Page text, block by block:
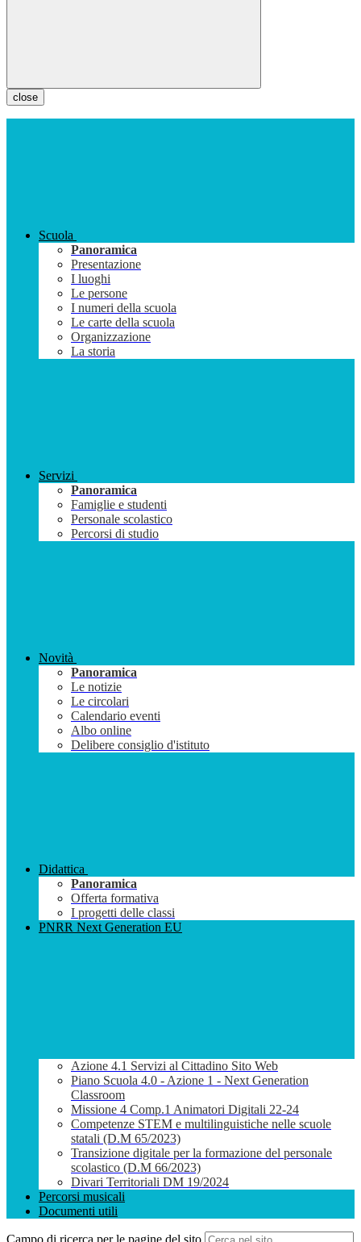
close
Scuola
Panoramica
Presentazione
I luoghi
Le persone
I numeri della scuola
Le carte della scuola
Organizzazione
La storia
Servizi
Panoramica
Famiglie e studenti
Personale scolastico
Percorsi di studio
Novità
Panoramica
Le notizie
Le circolari
Calendario eventi
Albo online
Delibere consiglio d'istituto
Didattica
Panoramica
Offerta formativa
I progetti delle classi
PNRR Next Generation EU
Azione 4.1 Servizi al Cittadino Sito Web
Piano Scuola 4.0 - Azione 1 - Next Generation
Classroom
Missione 4 Comp.1 Animatori Digitali 22-24
Competenze STEM e multilinguistiche nelle scuole
statali (D.M 65/2023)
Transizione digitale per la formazione del personale
scolastico (D.M 66/2023)
Divari Territoriali DM 19/2024
Percorsi musicali
Documenti utili